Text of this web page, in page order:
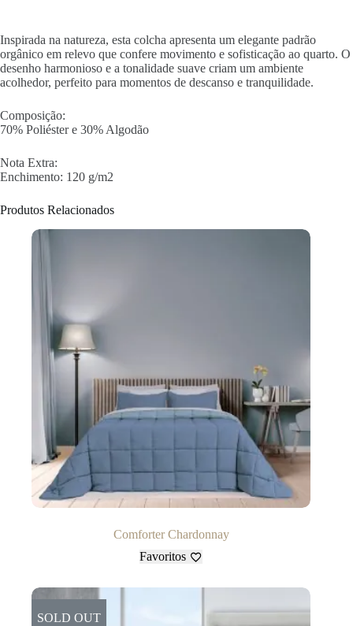
Inspirada na natureza, esta colcha apresenta um elegante padrão
orgânico em relevo que confere movimento e sofisticação ao quarto. O
desenho harmonioso e a tonalidade suave criam um ambiente
acolhedor, perfeito para momentos de descanso e tranquilidade.
Composição:
70% Poliéster e 30% Algodão
Nota Extra:
Enchimento: 120 g/m2
Produtos Relacionados
Comforter Chardonnay
Favoritos
SOLD OUT